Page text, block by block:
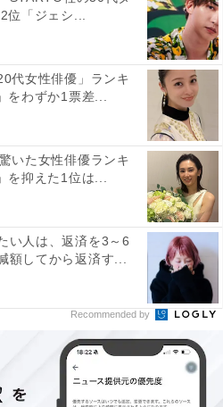
寺」は、お月見スポットとし
夜間特別拝観」では、ライト
が夜空に浮かび上がり、幻想
寺院に寄り添うような雰囲気
静寂を味わえます。
下ろす京都の街並みと月は圧
名所として知られ、夜間拝観
包まれます」（20代男性／新
風景は風情がありそうだと思
宮城県）、「古都の夜景と月
で、清水の舞台からは京都市
（40代男性／静岡県）、「清
とても京都を感じれそう」
の声が上がりました。
位「ジェシ...
代女性俳優」ランキ
をわずか1票差...
いた女性俳優ランキ
を抑えた1位は...
い人は、返済を3～6
額してから返済す...
Recommended by